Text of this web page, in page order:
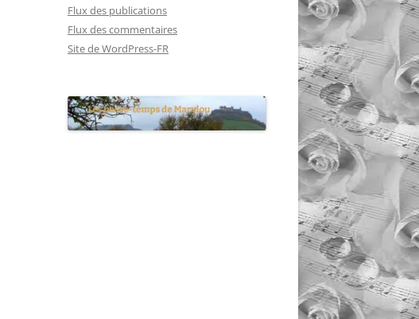
Flux des publications
Flux des commentaires
Site de WordPress-FR